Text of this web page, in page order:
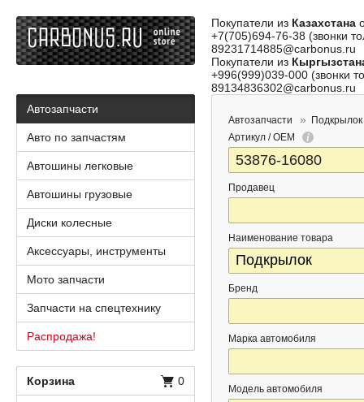
Покупатели из Казахстана
+7(705)694-76-38 (звонки
89231714885@carbonus.ru
Покупатели из
+996(999)039-000 (звонки
89134836302@carbonus.ru
Автозапчасти
Подкрылок
Артикул / OEM
Продавец
Наименование товара
Бренд
Марка автомобиля
Модель автомобиля
Автозапчасти
Авто по запчастям
Автошины легковые
Автошины грузовые
Диски колесные
Аксессуары, инструменты
Мото запчасти
Запчасти на спецтехнику
Распродажа!
Корзина 0